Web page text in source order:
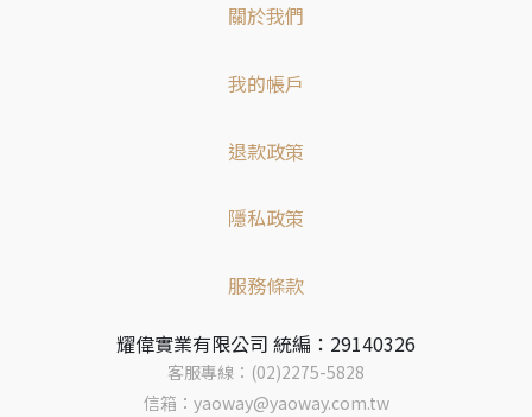
關於我們
我的帳戶
退款政策
隱私政策
服務條款
耀偉實業有限公司 統編：29140326
客服專線：(02)2275-5828
信箱：yaoway@yaoway.com.tw